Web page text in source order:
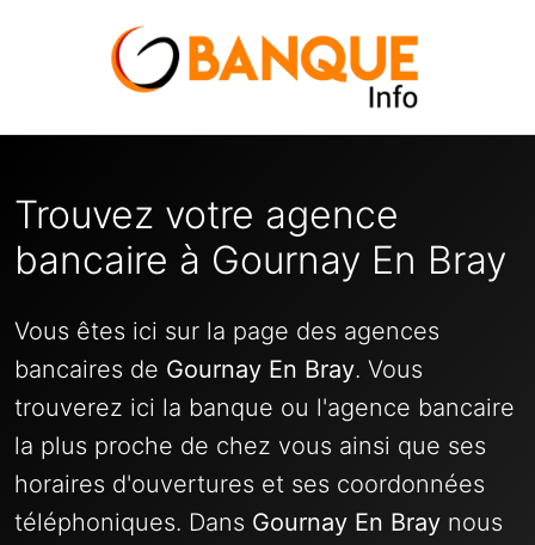
Trouvez votre agence
bancaire à Gournay En Bray
Vous êtes ici sur la page des agences
bancaires de Gournay En Bray. Vous
trouverez ici la banque ou l'agence bancaire
la plus proche de chez vous ainsi que ses
horaires d'ouvertures et ses coordonnées
téléphoniques. Dans Gournay En Bray nous